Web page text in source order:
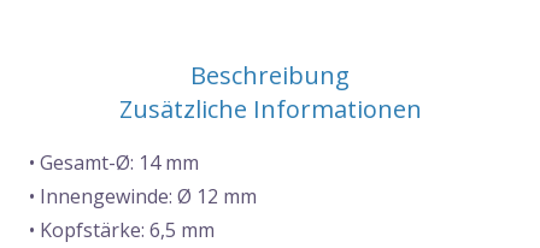
Beschreibung
Zusätzliche Informationen
• Gesamt-Ø: 14 mm
• Innengewinde: Ø 12 mm
• Kopfstärke: 6,5 mm